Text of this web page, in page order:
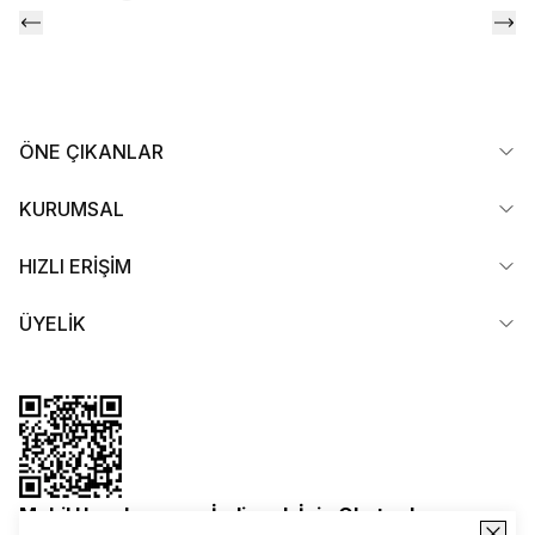
ÖNE ÇIKANLAR
KURUMSAL
HIZLI ERİŞİM
ÜYELİK
Mobil Uygulamamızı İndirmek İçin Okutun!